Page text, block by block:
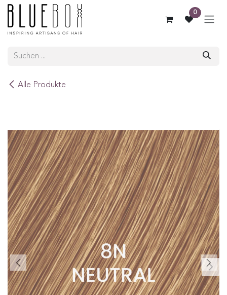
ZUM INHALT SPRINGEN
0
Alle Produkte